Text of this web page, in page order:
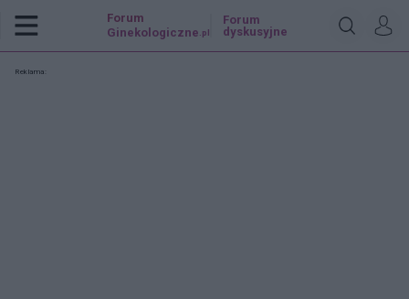
Forum
Ginekologiczne .pl
Forum
dyskusyjne
Reklama: